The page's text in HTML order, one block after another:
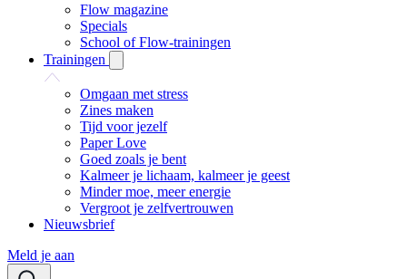
Flow magazine
Specials
School of Flow-trainingen
Trainingen
Omgaan met stress
Zines maken
Tijd voor jezelf
Paper Love
Goed zoals je bent
Kalmeer je lichaam, kalmeer je geest
Minder moe, meer energie
Vergroot je zelfvertrouwen
Nieuwsbrief
Meld je aan